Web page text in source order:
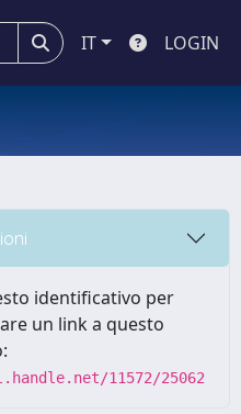
IT LOGIN
identificativo per
un link a questo
11572/25062